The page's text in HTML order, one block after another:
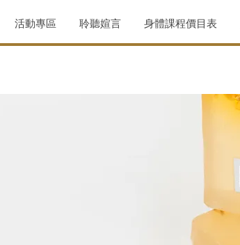
活動專區 聆聽媗言 身體課程價目表